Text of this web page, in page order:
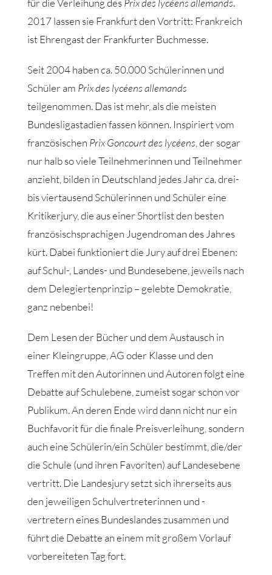
2017 lassen sie Frankfurt den Vortritt: Frankreich
ist Ehrengast der Frankfurter Buchmesse.
Seit 2004 haben ca. 50.000 Schülerinnen und
Schüler am Prix des lycéens allemands
teilgenommen. Das ist mehr, als die meisten
Bundesligastadien fassen können. Inspiriert vom
französischen Prix Goncourt des lycéens , der sogar
nur halb so viele Teilnehmerinnen und Teilnehmer
anzieht, bilden in Deutschland jedes Jahr ca. drei-
bis viertausend Schülerinnen und Schüler eine
Kritikerjury, die aus einer Shortlist den besten
französischsprachigen Jugendroman des Jahres
kürt. Dabei funktioniert die Jury auf drei Ebenen:
auf Schul-, Landes- und Bundesebene, jeweils nach
dem Delegiertenprinzip – gelebte Demokratie,
ganz nebenbei!
Dem Lesen der Bücher und dem Austausch in
einer Kleingruppe, AG oder Klasse und den
Treffen mit den Autorinnen und Autoren folgt eine
Debatte auf Schulebene, zumeist sogar schon vor
Publikum. An deren Ende wird dann nicht nur ein
Buchfavorit für die finale Preisverleihung, sondern
auch eine Schülerin/ein Schüler bestimmt, die/der
die Schule (und ihren Favoriten) auf Landesebene
vertritt. Die Landesjury setzt sich ihrerseits aus
den jeweiligen Schulvertreterinnen und -
vertretern eines Bundeslandes zusammen und
führt die Debatte an einem mit großem Vorlauf
vorbereiteten Tag fort.